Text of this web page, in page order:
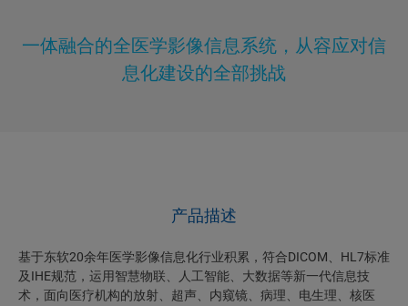
一体融合的全医学影像信息系统，从容应对信
息化建设的全部挑战
产品描述
基于东软20余年医学影像信息化行业积累，符合DICOM、HL7标准
及IHE规范，运用智慧物联、人工智能、大数据等新一代信息技
术，面向医疗机构的放射、超声、内窥镜、病理、电生理、核医